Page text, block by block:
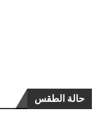
حالة الطقس